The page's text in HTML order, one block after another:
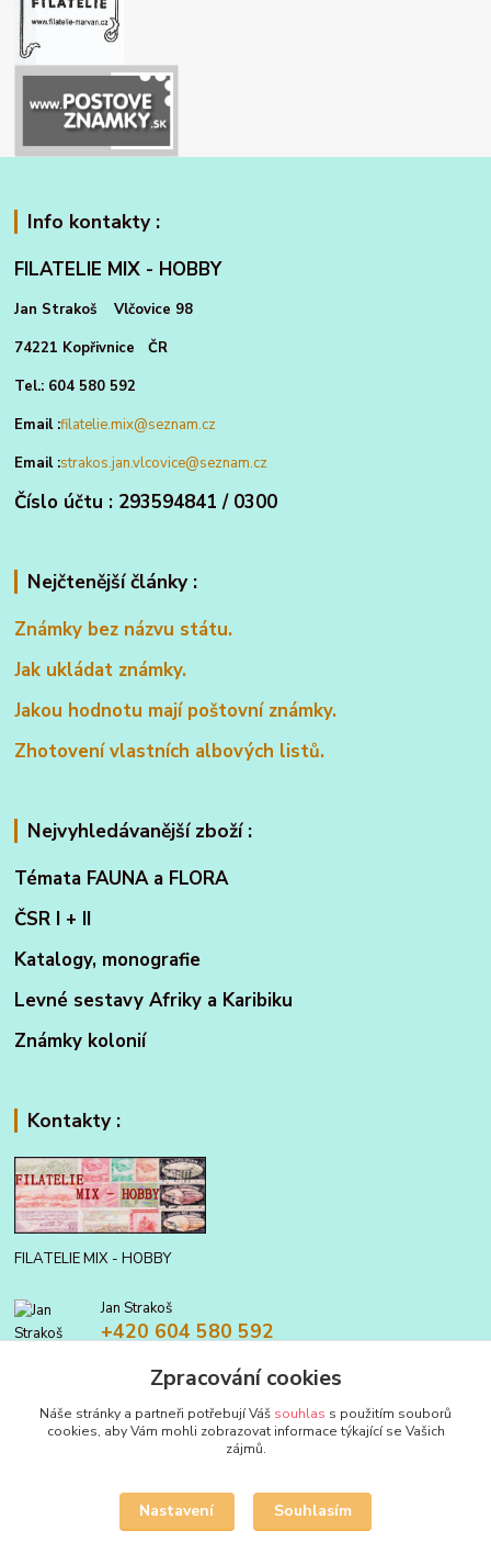
Info kontakty :
FILATELIE MIX - HOBBY
Jan Strakoš Vlčovice 98
74221 Kopřivnice ČR
Tel.: 604 580 592
Email :filatelie.mix@seznam.cz
Email :strakos.jan.vlcovice@seznam.cz
Číslo účtu : 293594841 / 0300
Nejčtenější články :
Známky bez názvu státu.
Jak ukládat známky.
Jakou hodnotu mají poštovní známky.
Zhotovení vlastních albových listů.
Nejvyhledávanější zboží :
Témata FAUNA a FLORA
ČSR I + II
Katalogy, monografie
Levné sestavy Afriky a Karibiku
Známky kolonií
Kontakty :
FILATELIE MIX - HOBBY
Jan Strakoš
+420 604 580 592
filatelie.mix@seznam.cz
Upravit sběr cookies.
Zpracování cookies
Náše stránky a partneři potřebují Váš souhlas s použitím souborů
cookies, aby Vám mohli zobrazovat informace týkající se Vašich
zájmů.
Nastavení Souhlasím